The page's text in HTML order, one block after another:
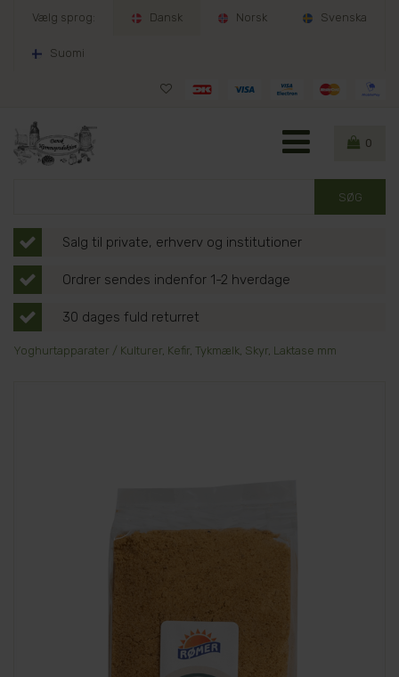
Vælg sprog: Dansk Norsk Svenska
Suomi
0
Salg til private, erhverv og institutioner
Ordrer sendes indenfor 1-2 hverdage
30 dages fuld returret
Yoghurtapparater / Kulturer, Kefir, Tykmælk, Skyr, Laktase mm